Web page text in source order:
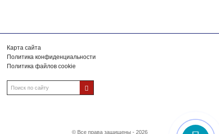
Карта сайта
Политика конфиденциальности
Политика файлов cookie
© Все права защищены - 2026